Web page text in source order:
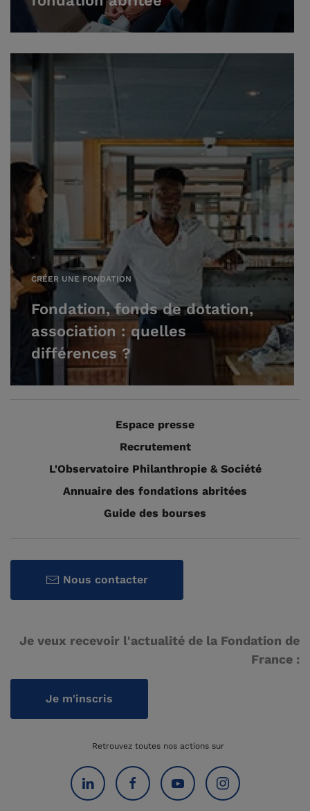
CRÉER UNE FONDATION
Fondation, fonds de dotation,
association : quelles
différences ?
Espace presse
Recrutement
L'Observatoire Philanthropie & Société
Annuaire des fondations abritées
Guide des bourses
Nous contacter
Je veux recevoir l'actualité de la Fondation de
France :
Je m'inscris
Retrouvez toutes nos actions sur